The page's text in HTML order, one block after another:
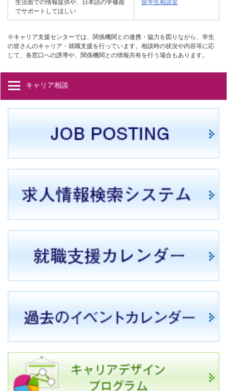
生活面での情報提供や、日本語の学修面
でサポートしてほしい
留学生相談室
※キャリア支援センターでは、関係機関との連携・協力を図りながら、学生
の皆さんのキャリア・就職支援を行っています。相談時の状況や内容等に応
じて、各窓口への誘導や、関係機関との情報共有を行う場合もあります。
キャリア相談